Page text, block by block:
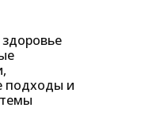
подходы и